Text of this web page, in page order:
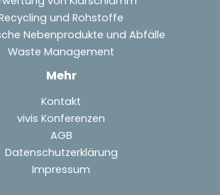
und Rohstoffe
Nebenprodukte und Abfälle
Waste Management
Mehr
Kontakt
vivis Konferenzen
AGB
Datenschutzerklärung
Impressum